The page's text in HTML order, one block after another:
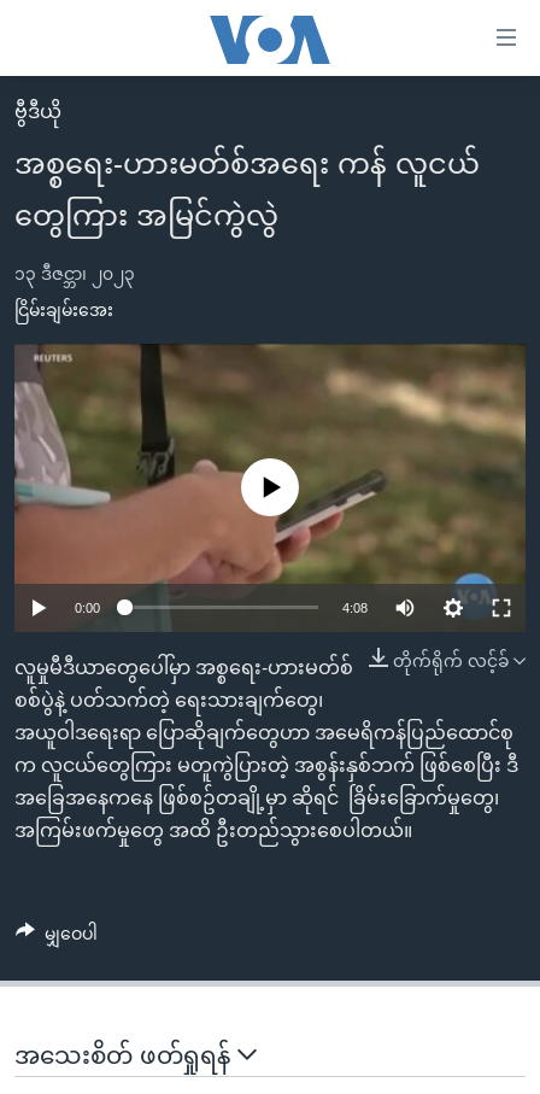
လွယ်ကူ
စေ
သည့်
Link
များ
ပင်မ
အကြောင်းအရာ
သို့
ကျော်
ကြည့်
ရန်
ပင်မ
ညွန်း
စာမျက်နှာ
ကျော်
ကြည့်
ရန်
ရှာဖွေ
ရန်
နေရာ
ရန်
မူလစာမျက်နှာ
မြန်မာ
ကမ္ဘာ့သတင်းများ
အမေရိကန်
တရုတ်
အစ္စရေး-ပါလက်စတိုင်း
သတင်းလွတ်လပ်ခွင့်
ရပ်ဝန်းတခု လမ်းတခု အလွန်
အင်္ဂလိပ်စာလေ့လာမယ်
အမေရိကန်သုံးအီဒီယံ
မကြေးမုံရဲ့ အင်္ဂလိပ်စာ
သုတပဒေသာ အင်္ဂလိပ်စာ
အပတ်စဉ်ကဏ္ဍများ
ရေဒီယို
ရေဒီယိုနှင့်ရုပ်သံ အချက်အလက်များ
ရေဒီယို/တီဗွီအစီအစဉ်
Learning English
ဘာသာစကားများ
ဗွီဒီယို
အစ္စရေး-ဟားမတ်စ်အရေး ကန် လူငယ်
တွေကြား အမြင်ကွဲလွဲ
၁၃ ဒီဇင္ဘာ၊ ၂၀၂၃
ငြိမ်းချမ်းအေး
No media source currently available
0:00 4:08
တိုက်ရိုက် လင့်ခ်
လူမှုမီဒီယာတွေပေါ်မှာ အစ္စရေး-ဟားမတ်စ်
စစ်ပွဲနဲ့ ပတ်သက်တဲ့ ရေးသားချက်တွေ၊
အယူဝါဒရေးရာ ပြောဆိုချက်တွေဟာ အမေရိကန်ပြည်ထောင်စု
က လူငယ်တွေကြား မတူကွဲပြားတဲ့ အစွန်းနှစ်ဘက် ဖြစ်စေပြီး ဒီ
အခြေအနေကနေ ဖြစ်စဥ်တချို့မှာ ဆိုရင် ခြိမ်းခြောက်မှုတွေ၊
အကြမ်းဖက်မှုတွေ အထိ ဦးတည်သွားစေပါတယ်။
မျှဝေပါ
အသေးစိတ် ဖတ်ရှုရန်